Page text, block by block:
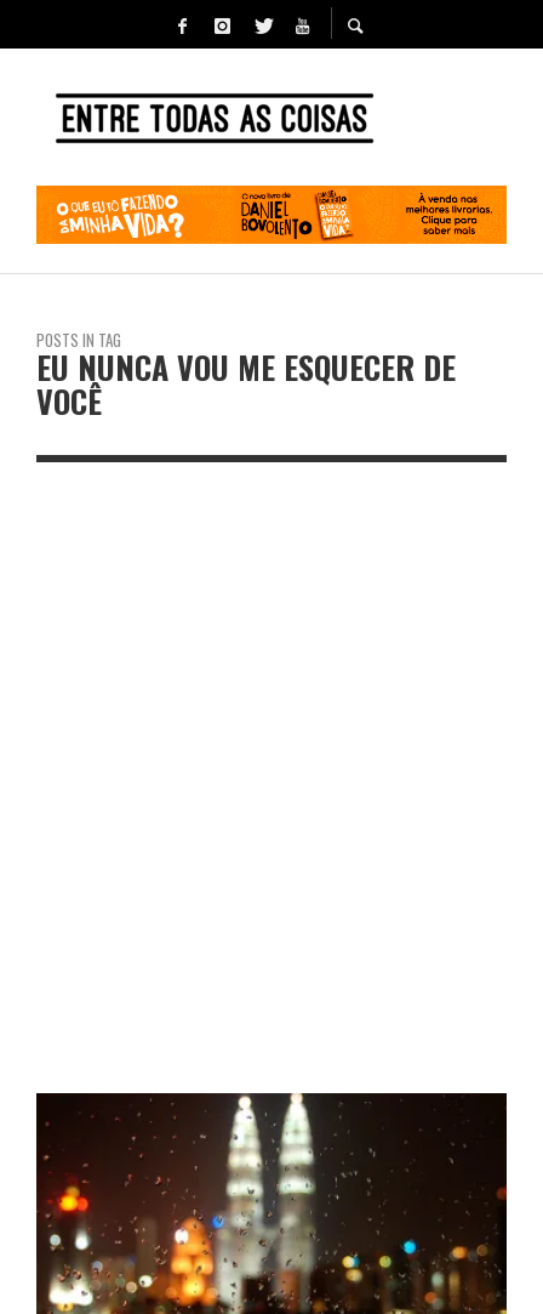
POSTS IN TAG
EU NUNCA VOU ME ESQUECER DE
VOCÊ